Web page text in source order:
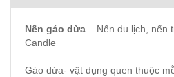
Nến gáo dừa – Nến du lịch ,
Candle
Gáo dừa- vật dụng quen thuộc